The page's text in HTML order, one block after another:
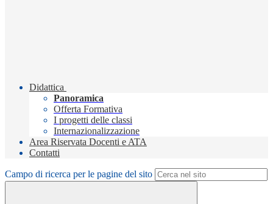
Didattica
Panoramica
Offerta Formativa
I progetti delle classi
Internazionalizzazione
Area Riservata Docenti e ATA
Contatti
Campo di ricerca per le pagine del sito